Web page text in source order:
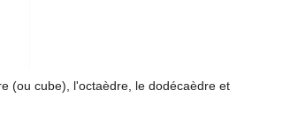
(ou cube), l'octaèdre, le dodécaèdre et